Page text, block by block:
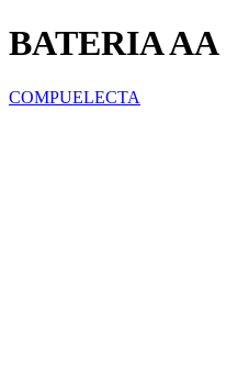
BATERIA
COMPUELECTA